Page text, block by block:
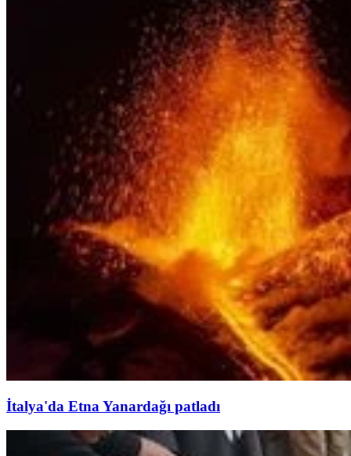
İtalya'da Etna Yanardağı patladı